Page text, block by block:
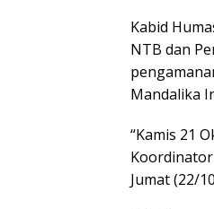
Kabid
NTB dan
Mandalika
“Kamis 21
Koordinator
Jumat (22/